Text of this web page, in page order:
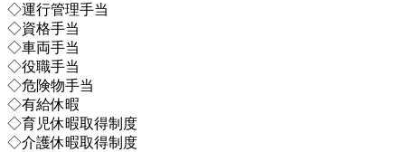
◇運行管理手当
◇資格手当
◇車両手当
◇役職手当
◇危険物手当
◇有給休暇
◇育児休暇取得制度
◇介護休暇取得制度